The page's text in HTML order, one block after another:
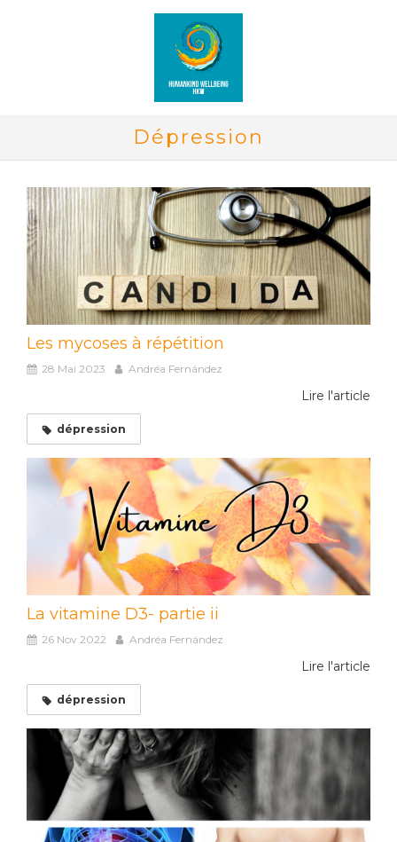
Dépression
Les mycoses à répétition
28 Mai 2023 Andréa Fernández
Lire l'article
dépression
La vitamine D3- partie ii
26 Nov 2022 Andréa Fernández
Lire l'article
dépression